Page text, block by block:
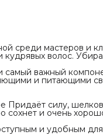
на аллергию
среди мастеров и
волос.
важный
и питающими
Придаёт силу,
и очень
и удобным